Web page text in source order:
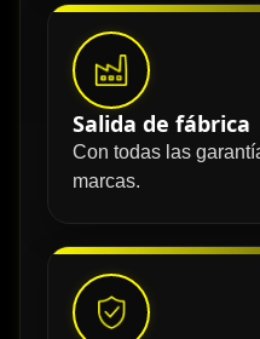
Salida de fábrica
Con todas las
marcas.